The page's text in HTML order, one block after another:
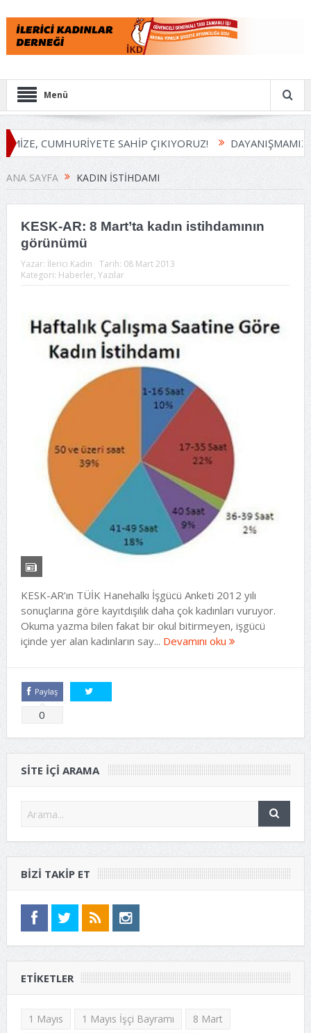
Menü
CUMHURİYETE SAHİP ÇIKIYORUZ! DAYANIŞMAMIZI
ANA SAYFA KADIN İSTIHDAMI
KESK-AR: 8 Mart’ta kadın istihdamının
görünümü
Yazar: İlerici Kadın Tarih: 08 Mart 2013
Kategori: Haberler, Yazılar
KESK-AR’ın TÜİK Hanehalkı İşgücü Anketi 2012 yılı
sonuçlarına göre kayıtdışılık daha çok kadınları vuruyor.
Okuma yazma bilen fakat bir okul bitirmeyen, işgücü
içinde yer alan kadınların say... Devamını oku
Paylaş
0
SITE IÇI ARAMA
BIZI TAKIP ET
ETIKETLER
1 Mayıs 1 Mayıs İşçi Bayramı
8 Mart